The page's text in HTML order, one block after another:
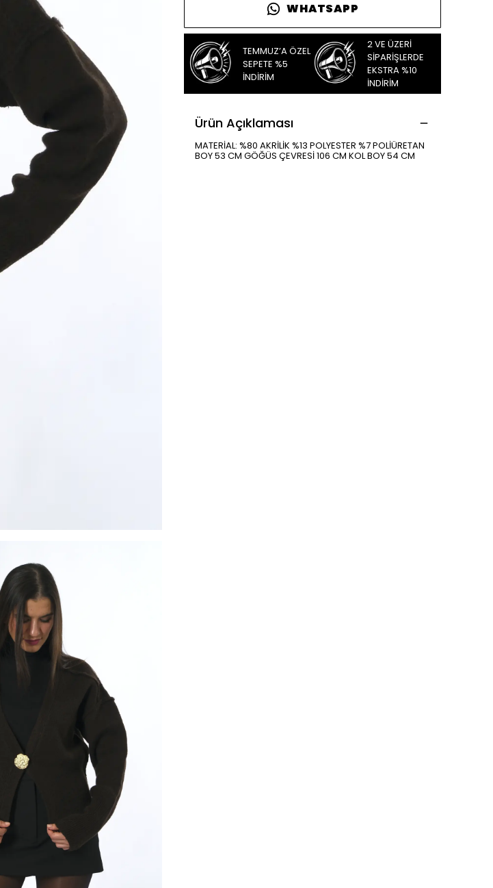
WHATSAPP
TEMMUZ’A ÖZEL
SEPETE %5
İNDİRİM
2 VE ÜZERİ
SİPARİŞLERDE
EKSTRA %10
İNDİRİM
Ürün Açıklaması
MATERİAL: %80 AKRİLİK %13 POLYESTER %7 POLİÜRETAN
BOY 53 CM GÖĞÜS ÇEVRESİ 106 CM KOL BOY 54 CM